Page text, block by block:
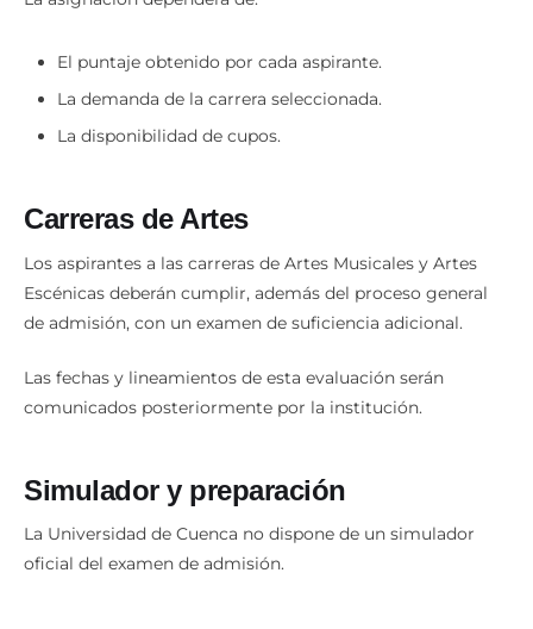
El puntaje obtenido por cada aspirante.
La demanda de la carrera seleccionada.
La disponibilidad de cupos.
Carreras de Artes
Los aspirantes a las carreras de Artes Musicales y Artes
Escénicas deberán cumplir, además del proceso general
de admisión, con un examen de suficiencia adicional.
Las fechas y lineamientos de esta evaluación serán
comunicados posteriormente por la institución.
Simulador y preparación
La Universidad de Cuenca no dispone de un simulador
oficial del examen de admisión.